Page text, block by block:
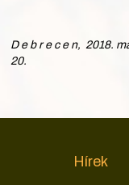
D e b r e c e n, 2018.
Hírek